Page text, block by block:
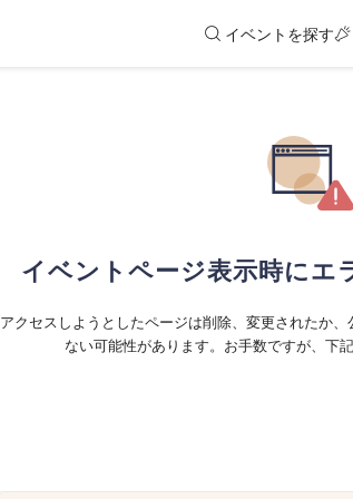
イベントを探す
イベントページ表示時にエ
アクセスしようとしたページは削除、変更されたか
ない可能性があります。お手数ですが、下